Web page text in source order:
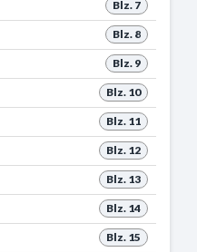
Blz. 7
Blz. 8
Blz. 9
Blz. 10
Blz. 11
Blz. 12
Blz. 13
Blz. 14
Blz. 15